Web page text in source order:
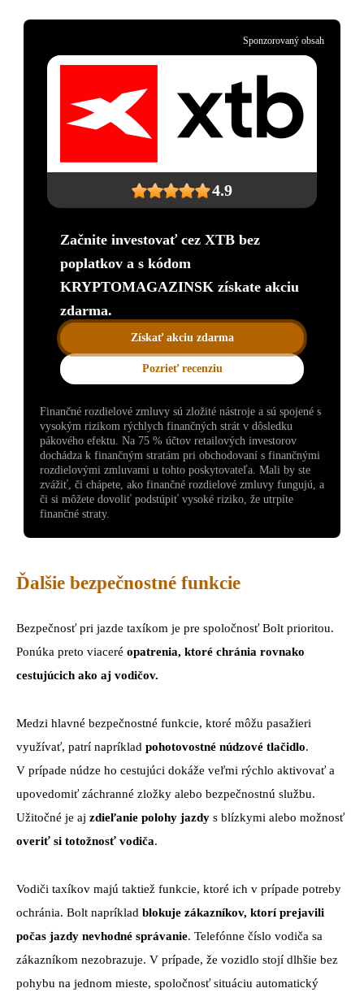
4.9
Začnite investovať cez XTB bez
poplatkov a s kódom
KRYPTOMAGAZINSK získate akciu
zdarma.
Získať akciu zdarma
Pozrieť recenziu
Sponzorovaný obsah
Finančné rozdielové zmluvy sú zložité nástroje a sú spojené s
vysokým rizikom rýchlych finančných strát v dôsledku
pákového efektu. Na 75 % účtov retailových investorov
dochádza k finančným stratám pri obchodovaní s finančnými
rozdielovými zmluvami u tohto poskytovateľa. Mali by ste
zvážiť, či chápete, ako finančné rozdielové zmluvy fungujú, a
či si môžete dovoliť podstúpiť vysoké riziko, že utrpíte
finančné straty.
Ďalšie bezpečnostné funkcie
Bezpečnosť pri jazde taxíkom je pre spoločnosť Bolt prioritou.
Ponúka preto viaceré opatrenia, ktoré chránia rovnako
cestujúcich ako aj vodičov.
Medzi hlavné bezpečnostné funkcie, ktoré môžu pasažieri
využívať, patrí napríklad pohotovostné núdzové tlačidlo.
V prípade núdze ho cestujúci dokáže veľmi rýchlo aktivovať a
upovedomiť záchranné zložky alebo bezpečnostnú službu.
Užitočné je aj zdieľanie polohy jazdy s blízkymi alebo možnosť
overiť si totožnosť vodiča.
Vodiči taxíkov majú taktiež funkcie, ktoré ich v prípade potreby
ochránia. Bolt napríklad blokuje zákazníkov, ktorí prejavili
počas jazdy nevhodné správanie. Telefónne číslo vodiča sa
zákazníkom nezobrazuje. V prípade, že vozidlo stojí dlhšie bez
pohybu na jednom mieste, spoločnosť situáciu automatický